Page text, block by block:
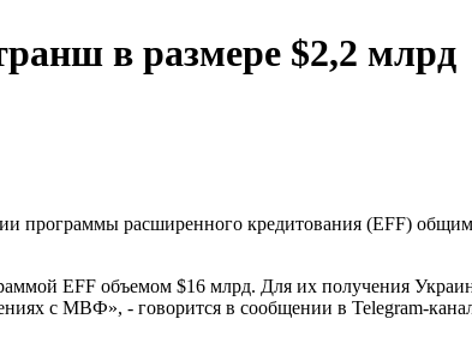
в размере $2,2 млрд
расширенного кредитования (EFF)
EFF объемом $16 млрд. Для их получения
с МВФ», - говорится в сообщении в Telegram-